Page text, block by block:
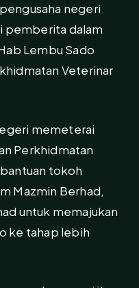
negeri
pemberita dalam
Lembu Sado
Veterinar
memeterai
Perkhidmatan
tokoh
Mazmin Berhad,
untuk memajukan
ke tahap lebih